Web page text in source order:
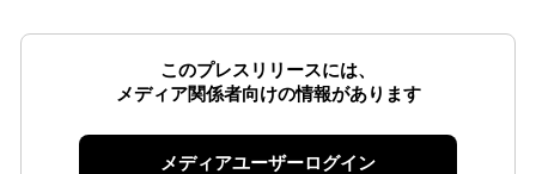
このプレスリリースには、
メディア関係者向けの情報があります
メディアユーザーログイン